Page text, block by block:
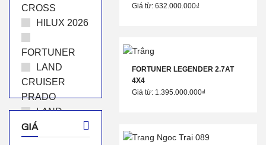
CROSS
HILUX 2026
FORTUNER
LAND
CRUISER
PRADO
LAND
CRUISER
GIÁ
Giá từ: 632.000.000₫
FORTUNER LEGENDER 2.7AT
4X4
Giá từ: 1.395.000.000₫